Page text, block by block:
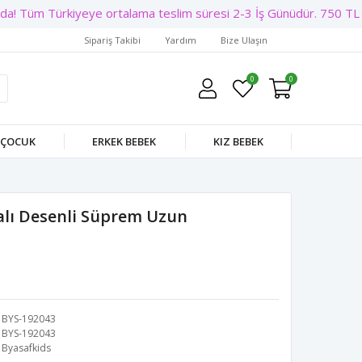
Tüm Türkiyeye ortalama teslim süresi 2-3 İş Günüdür. 750 TL
Sipariş Takibi Yardım Bize Ulaşın
0 0
ERKEK BEBEK KIZ BEBEK
Desenli Süprem Uzun
BYS-192043
BYS-192043
Byasafkids